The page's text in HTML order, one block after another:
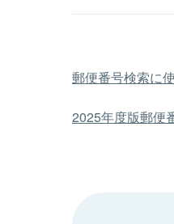
郵便番号検索に
2025年度版郵便